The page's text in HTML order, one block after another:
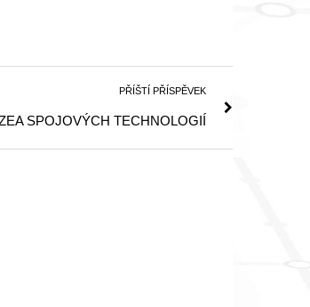
PŘÍŠTÍ PŘÍSPĚVEK
SPOJOVÝCH TECHNOLOGIÍ